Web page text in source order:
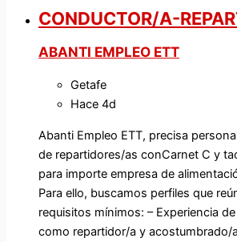
CONDUCTOR/A-
ABANTI EMPLEO ETT
Getafe
Hace 4d
Abanti Empleo ETT, precisa
de repartidores/as conCarnet C y
para importe empresa de
Para ello, buscamos perfiles que
requisitos mínimos: – Experiencia
como repartidor/a y acostumbrado/